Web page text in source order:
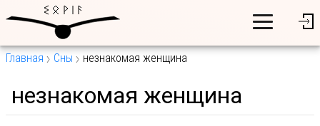
Главная Сны незнакомая женщина
незнакомая женщина